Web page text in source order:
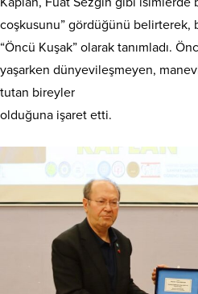
coşkusunu” gördüğünü belirterek,
“Öncü Kuşak” olarak tanımladı.
yaşarken dünyevileşmeyen,
tutan bireyler
olduğuna işaret etti.